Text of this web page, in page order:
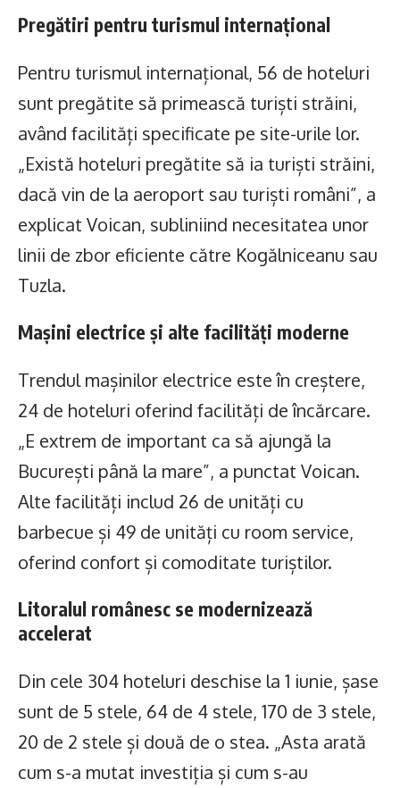
Pregătiri pentru turismul internațional
Pentru turismul internațional, 56 de hoteluri
sunt pregătite să primească turiști străini,
având facilități specificate pe site-urile lor.
„Există hoteluri pregătite să ia turiști străini,
dacă vin de la aeroport sau turiști români”, a
explicat Voican, subliniind necesitatea unor
linii de zbor eficiente către Kogălniceanu sau
Tuzla.
Mașini electrice și alte facilități moderne
Trendul mașinilor electrice este în creștere,
24 de hoteluri oferind facilități de încărcare.
„E extrem de important ca să ajungă la
București până la mare”, a punctat Voican.
Alte facilități includ 26 de unități cu
barbecue și 49 de unități cu room service,
oferind confort și comoditate turiștilor.
Litoralul românesc se modernizează
accelerat
Din cele 304 hoteluri deschise la 1 iunie, șase
sunt de 5 stele, 64 de 4 stele, 170 de 3 stele,
20 de 2 stele și două de o stea. „Asta arată
cum s-a mutat investiția și cum s-au